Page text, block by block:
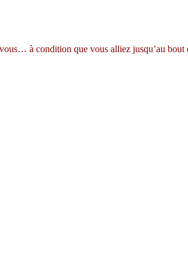
à condition que vous alliez jusqu’au bout